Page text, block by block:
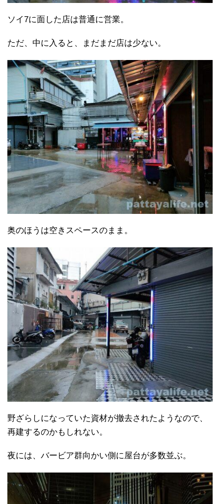
ソイ7に面した店は普通に営業。
ただ、中に入ると、まだまだ店は少ない。
奥のほうは空きスペースのまま。
野ざらしになっていた資材が撤去されたようなので、
再建するのかもしれない。
夜には、バービア群向かい側に屋台が多数並ぶ。